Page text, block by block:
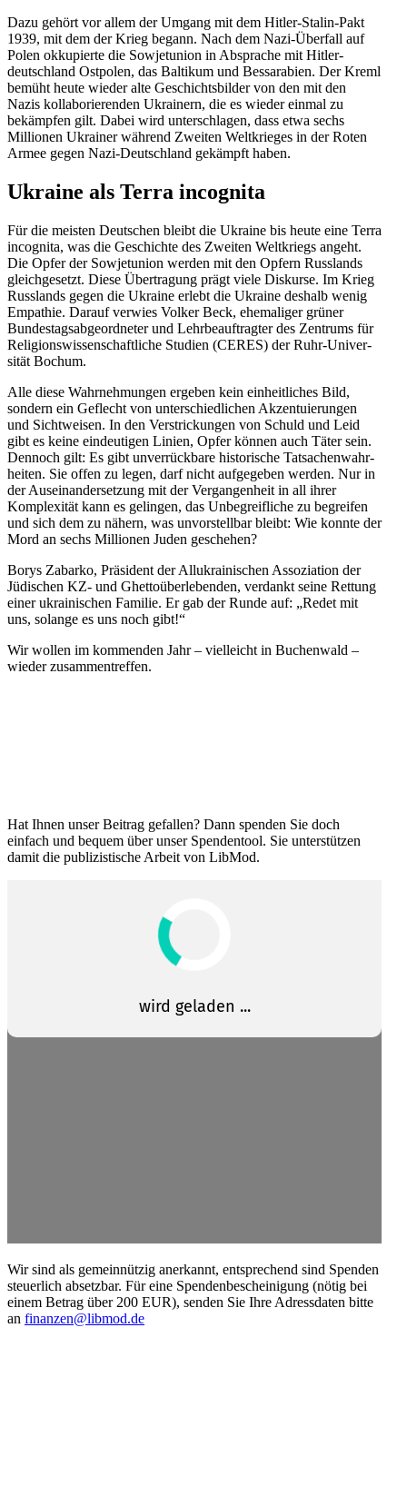
Dazu gehört vor allem der Umgang mit dem Hitler-Stalin-Pakt
1939, mit dem der Krieg begann. Nach dem Nazi-Überfall auf
Polen okkupierte die Sowjet­union in Absprache mit Hitler­
deutschland Ostpolen, das Baltikum und Bessa­rabien. Der Kreml
bemüht heute wieder alte Geschichts­bilder von den mit den
Nazis kolla­bo­rie­renden Ukrainern, die es wieder einmal zu
bekämpfen gilt. Dabei wird unter­schlagen, dass etwa sechs
Millionen Ukrainer während Zweiten Weltkrieges in der Roten
Armee gegen Nazi-Deutschland gekämpft haben.
Ukraine als Terra incognita
Für die meisten Deutschen bleibt die Ukraine bis heute eine Terra
incognita, was die Geschichte des Zweiten Weltkriegs angeht.
Die Opfer der Sowjet­union werden mit den Opfern Russlands
gleich­ge­setzt. Diese Übertragung prägt viele Diskurse. Im Krieg
Russlands gegen die Ukraine erlebt die Ukraine deshalb wenig
Empathie. Darauf verwies Volker Beck, ehema­liger grüner
Bundes­tags­ab­ge­ord­neter und Lehrbe­auf­tragter des Zentrums für
Religi­ons­wis­sen­schaft­liche Studien (CERES) der Ruhr-Univer­
sität Bochum.
Alle diese Wahrneh­mungen ergeben kein einheit­liches Bild,
sondern ein Geflecht von unter­schied­lichen Akzen­tu­ie­rungen
und Sicht­weisen. In den Verstri­ckungen von Schuld und Leid
gibt es keine eindeu­tigen Linien, Opfer können auch Täter sein.
Dennoch gilt: Es gibt unver­rückbare histo­rische Tatsa­chen­wahr­
heiten. Sie offen zu legen, darf nicht aufge­geben werden. Nur in
der Ausein­an­der­setzung mit der Vergan­genheit in all ihrer
Komple­xität kann es gelingen, das Unbegreif­liche zu begreifen
und sich dem zu nähern, was unvor­stellbar bleibt: Wie konnte der
Mord an sechs Millionen Juden geschehen?
Borys Zabarko, Präsident der Allukrai­ni­schen Assoziation der
Jüdischen KZ- und Ghetto­über­le­benden, verdankt seine Rettung
einer ukrai­ni­schen Familie. Er gab der Runde auf: „Redet mit
uns, solange es uns noch gibt!“
Wir wollen im kommenden Jahr – vielleicht in Buchenwald –
wieder zusammentreffen.
Hat Ihnen unser Beitrag gefallen? Dann spenden Sie doch
einfach und bequem über unser Spendentool. Sie unter­stützen
damit die publi­zis­tische Arbeit von LibMod.
Wir sind als gemein­nützig anerkannt, entspre­chend sind Spenden
steuerlich absetzbar. Für eine Spenden­be­schei­nigung (nötig bei
einem Betrag über 200 EUR), senden Sie Ihre Adress­daten bitte
an finanzen@libmod.de